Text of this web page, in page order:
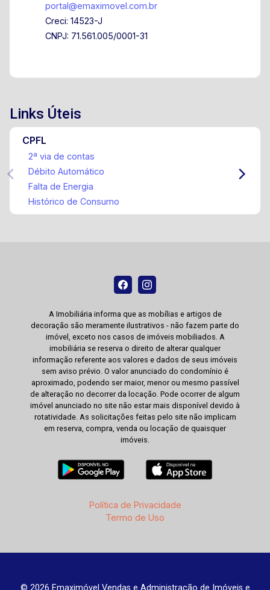
portal@emaximovel.com.br
Creci: 14523-J
CNPJ: 71.561.005/0001-31
Links Úteis
CPFL
2ª via de contas
Débito Automático
Falta de Energia
Histórico de Consumo
A Imobiliária informa que as mobílias e artigos de
decoração são meramente ilustrativos - não fazem parte do
imóvel, exceto nos casos de imóveis mobiliados. A
imobiliária se reserva o direito de alterar qualquer
informação referente aos valores e dados de seus imóveis
sem aviso prévio. O valor anunciado do condomínio é
aproximado, podendo ser maior, menor ou mesmo passível
de alteração no decorrer da locação. Pode ocorrer de algum
imóvel anunciado no site não estar mais disponível devido à
rotatividade. As solicitações feitas pelo site não implicam
em reserva, compra, venda ou locação de quaisquer
imóveis.
Política de Privacidade
Termo de Uso